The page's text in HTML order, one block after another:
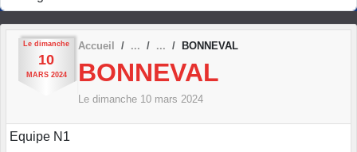
Le dimanche
10
MARS 2024
Accueil BONNEVAL
BONNEVAL
Le dimanche 10 mars 2024
Equipe N1